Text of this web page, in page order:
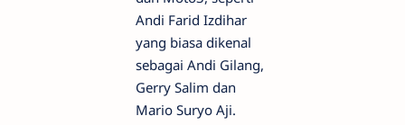
Andi Farid Izdihar
yang biasa dikenal
sebagai Andi Gilang,
Gerry Salim dan
Mario Suryo Aji.